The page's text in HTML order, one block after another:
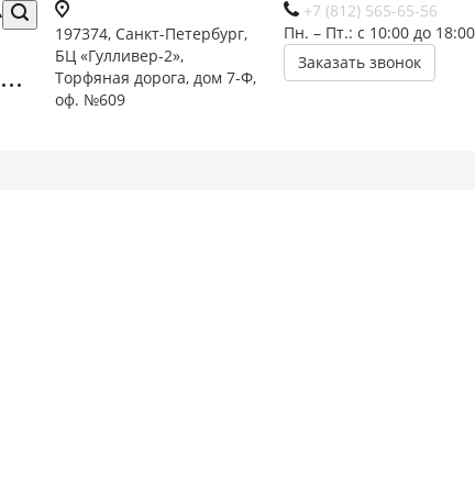
+7 (812) 565-65-56
Пн. – Пт.: с 10:00 до 18:00
Заказать звонок
197374, Санкт-Петербург,
БЦ «Гулливер-2»,
Торфяная дорога, дом 7-Ф,
оф. №609